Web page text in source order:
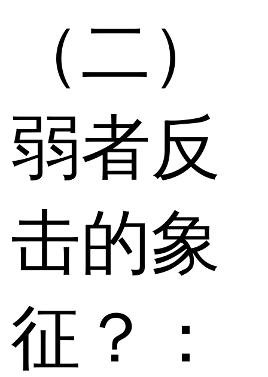
（二）
弱者反
击的象
征？：